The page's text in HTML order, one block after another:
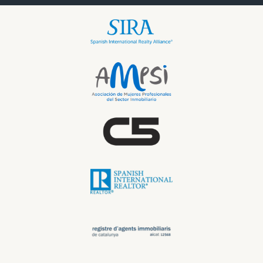
personalizado o tienes alguna pregunta adicional sobre
cómo navegar este emocionante mercado inmobiliario, ¡no
dudes en ponerte en contacto conmigo! Estoy aquí para